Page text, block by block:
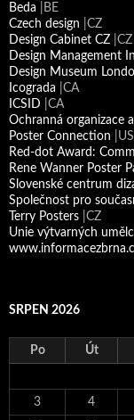
Beda |BE
Czech design |CZ
Design Cabinet CZ |CZ
Design Management
Design Museum
Icograda |CA
ICSID |CA
Ochranná organizace
Poster Connection |US
Red-dot Award:
Rene Wanner Poster
Slovenské centrum
Společnost pro
Terry Posters |CZ
Unie výtvarných
SRPEN 2026
Po Út
3 4